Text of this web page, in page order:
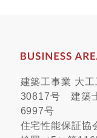
建築工事業 大
30817号 建築
6997号
住宅性能保証協